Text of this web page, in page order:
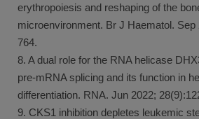
erythropoiesis and reshaping of the
microenvironment. Br J Haematol. Sep
764.
8. A dual role for the RNA helicase
pre-mRNA splicing and its function in
differentiation. RNA. Jun 2022;
9. CKS1 inhibition depletes leukemic